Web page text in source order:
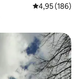
4,95 (186)